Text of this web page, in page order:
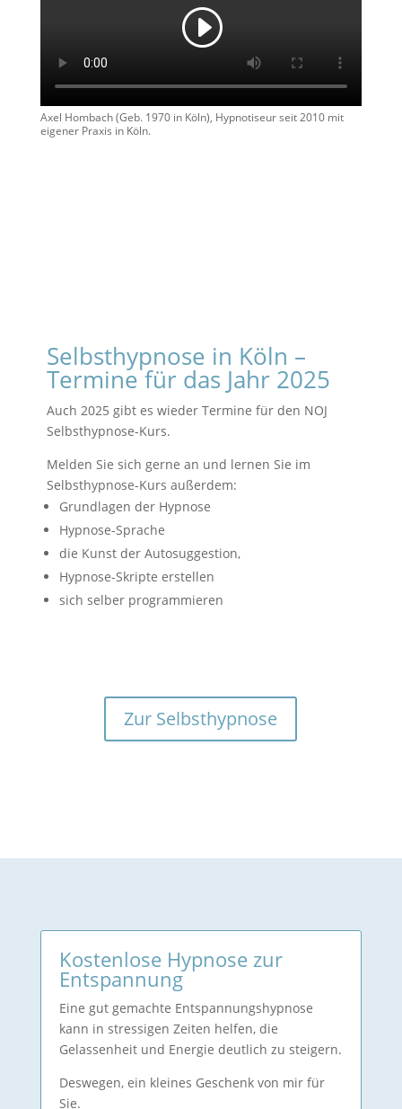
Axel Hombach (Geb. 1970 in Köln), Hypnotiseur seit 2010 mit
eigener Praxis in Köln.
Selbsthypnose in Köln –
Termine für das Jahr 2025
Auch 2025 gibt es wieder Termine für den NOJ
Selbsthypnose-Kurs.
Melden Sie sich gerne an und lernen Sie im
Selbsthypnose-Kurs außerdem:
Grundlagen der Hypnose
Hypnose-Sprache
die Kunst der Autosuggestion,
Hypnose-Skripte erstellen
sich selber programmieren
Zur Selbsthypnose
Kostenlose Hypnose zur
Entspannung
Eine gut gemachte Entspannungshypnose
kann in stressigen Zeiten helfen, die
Gelassenheit und Energie deutlich zu steigern.
Deswegen, ein kleines Geschenk von mir für
Sie.